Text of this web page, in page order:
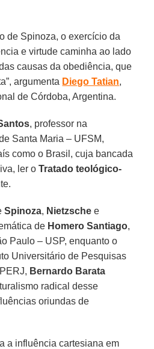
de Spinoza, o exercício da
e virtude caminha ao lado
causas da obediência, que
argumenta Diego Tatian,
de Córdoba, Argentina.
, professor na
Santa Maria – UFSM,
como o Brasil, cuja bancada
ler oTratado teológico-
Spinoza, Nietzschee
de Homero Santiago,
Paulo – USP, enquanto o
Universitário de Pesquisas
Bernardo Barata
radical desse
oriundas de
a influência cartesiana em